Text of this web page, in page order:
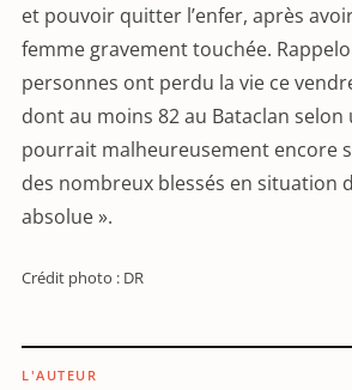
et pouvoir quitter l’enfer, après
femme gravement touchée.
personnes ont perdu la vie ce
dont au moins 82 au Bataclan selon
pourrait malheureusement encore
des nombreux blessés en situation
absolue ».
Crédit photo : DR
L'AUTEUR